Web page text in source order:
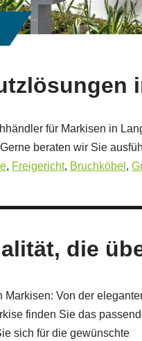
für Markisen in
beraten wir Sie
, Freigericht, Bruchköbel ,
die
Von der
finden Sie das
sich für die gewünschte